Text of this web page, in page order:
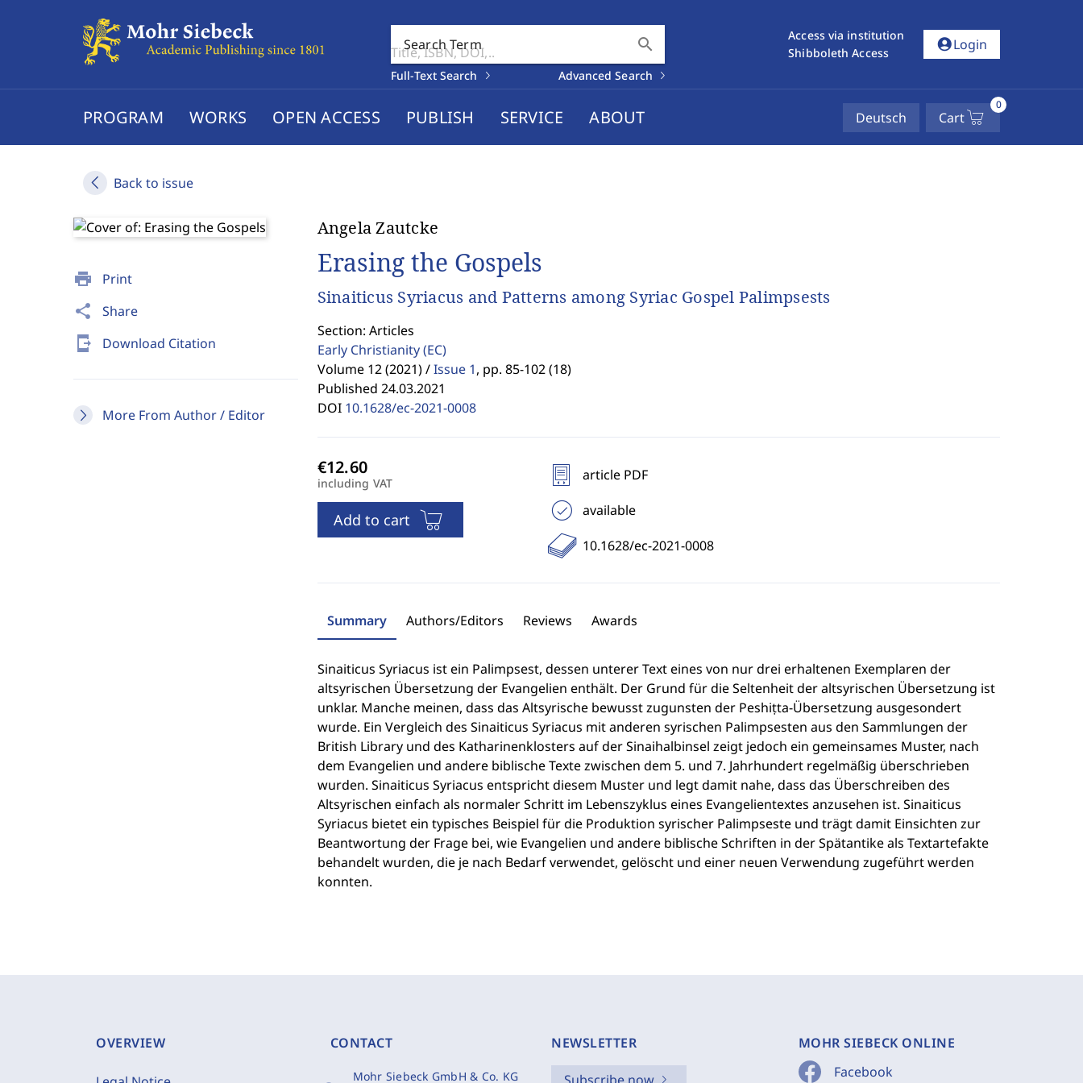
Search Term search
Full-Text Search Advanced Search
Access via institution
Shibboleth Access
account_circleLogin
PROGRAM WORKS OPEN ACCESS PUBLISH SERVICE ABOUT Deutsch Cart
0
Back to issue
print Print
share Share
send_to_mobile Download Citation
More From Author / Editor
Angela Zautcke
Erasing the Gospels
Sinaiticus Syriacus and Patterns among Syriac Gospel Palimpsests
Section: Articles
Early Christianity(EC)
Volume 12 (2021) / Issue 1, pp. 85-102 (18)
Published 24.03.2021
DOI 10.1628/ec-2021-0008
including VAT
Add to cart
article PDF
available
10.1628/ec-2021-0008
Summary Authors/Editors Reviews Awards
Sinaiticus Syriacus ist ein Palimpsest, dessen unterer Text eines von nur drei erhaltenen Exemplaren der
altsyrischen Übersetzung der Evangelien enthält. Der Grund für die Seltenheit der altsyrischen Übersetzung ist
unklar. Manche meinen, dass das Altsyrische bewusst zugunsten der Peshiṭta-Übersetzung ausgesondert
wurde. Ein Vergleich des Sinaiticus Syriacus mit anderen syrischen Palimpsesten aus den Sammlungen der
British Library und des Katharinenklosters auf der Sinaihalbinsel zeigt jedoch ein gemeinsames Muster, nach
dem Evangelien und andere biblische Texte zwischen dem 5. und 7. Jahrhundert regelmäßig überschrieben
wurden. Sinaiticus Syriacus entspricht diesem Muster und legt damit nahe, dass das Überschreiben des
Altsyrischen einfach als normaler Schritt im Lebenszyklus eines Evangelientextes anzusehen ist. Sinaiticus
Syriacus bietet ein typisches Beispiel für die Produktion syrischer Palimpseste und trägt damit Einsichten zur
Beantwortung der Frage bei, wie Evangelien und andere biblische Schriften in der Spätantike als Textartefakte
behandelt wurden, die je nach Bedarf verwendet, gelöscht und einer neuen Verwendung zugeführt werden
konnten.
OVERVIEW CONTACT
Mohr Siebeck GmbH & Co. KG
NEWSLETTER
MOHR SIEBECK ONLINE
Facebook